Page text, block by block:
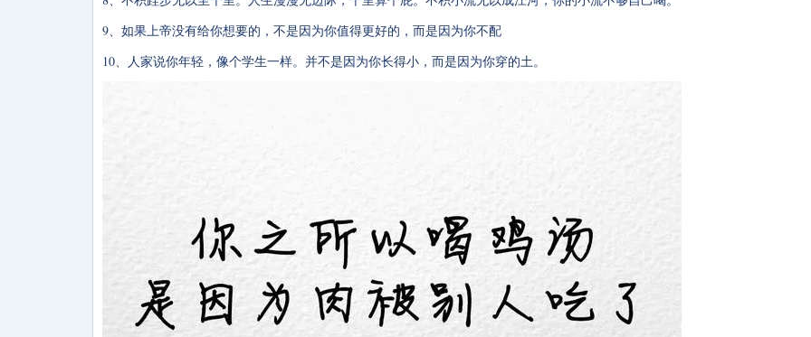
9、如果上帝没有给你想要的，不是因为你值得更好的，而是因为你不配
10、人家说你年轻，像个学生一样。并不是因为你长得小，而是因为你穿的土。